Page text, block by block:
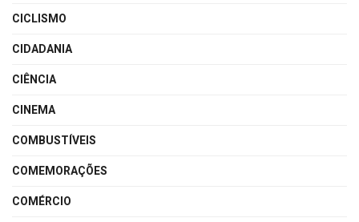
CICLISMO
CIDADANIA
CIÊNCIA
CINEMA
COMBUSTÍVEIS
COMEMORAÇÕES
COMÉRCIO